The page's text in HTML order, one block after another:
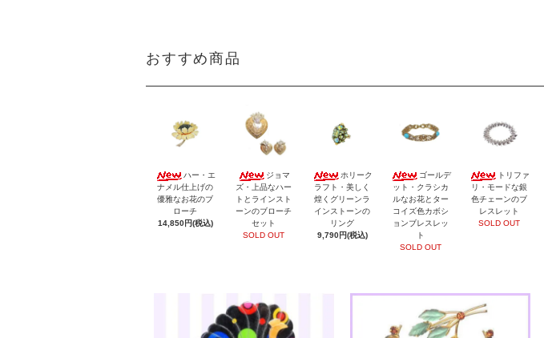
おすすめ商品
ハー・エ
ナメル仕上げの
優雅なお花のブ
ローチ
14,850円(税込)
ジョマ
ズ・上品なハー
トとラインスト
ーンのブローチ
セット
SOLD OUT
ホリーク
ラフト・美しく
煌くグリーンラ
インストーンの
リング
9,790円(税込)
ゴールデ
ット・クラシカ
ルなお花とター
コイズ色カボシ
ョンブレスレッ
ト
SOLD OUT
トリファ
リ・モードな銀
色チェーンのブ
レスレット
SOLD OUT